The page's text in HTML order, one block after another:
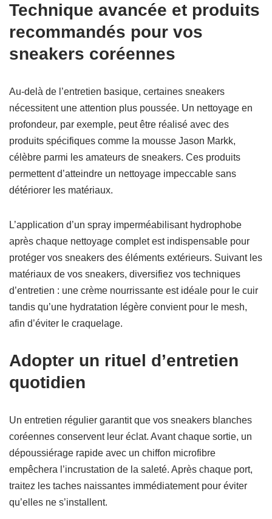
Technique avancée et produits
recommandés pour vos
sneakers coréennes
Au-delà de l’entretien basique, certaines sneakers
nécessitent une attention plus poussée. Un nettoyage en
profondeur, par exemple, peut être réalisé avec des
produits spécifiques comme la mousse Jason Markk,
célèbre parmi les amateurs de sneakers. Ces produits
permettent d’atteindre un nettoyage impeccable sans
détériorer les matériaux.
L’application d’un spray imperméabilisant hydrophobe
après chaque nettoyage complet est indispensable pour
protéger vos sneakers des éléments extérieurs. Suivant les
matériaux de vos sneakers, diversifiez vos techniques
d’entretien : une crème nourrissante est idéale pour le cuir
tandis qu’une hydratation légère convient pour le mesh,
afin d’éviter le craquelage.
Adopter un rituel d’entretien
quotidien
Un entretien régulier garantit que vos sneakers blanches
coréennes conservent leur éclat. Avant chaque sortie, un
dépoussiérage rapide avec un chiffon microfibre
empêchera l’incrustation de la saleté. Après chaque port,
traitez les taches naissantes immédiatement pour éviter
qu’elles ne s’installent.